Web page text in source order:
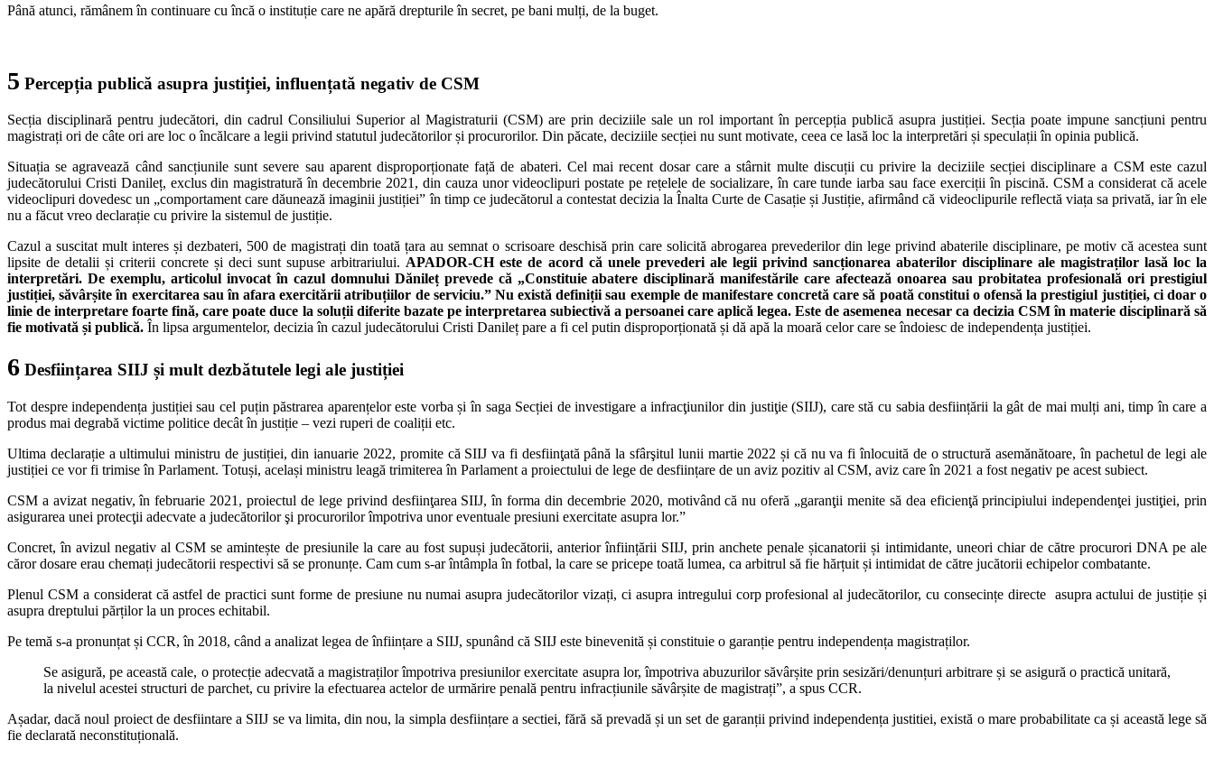
Până atunci, rămânem în continuare cu încă o instituție care ne apără drepturile în secret, pe bani mulți, de la buget.
5 Percepția publică asupra justiției, influențată negativ de CSM
Secția disciplinară pentru judecători, din cadrul Consiliului Superior al Magistraturii (CSM) are prin deciziile sale un rol important în percepția publică asupra justiției. Secția poate impune sancțiuni pentru
magistrați ori de câte ori are loc o încălcare a legii privind statutul judecătorilor și procurorilor. Din păcate, deciziile secției nu sunt motivate, ceea ce lasă loc la interpretări și speculații în opinia publică.
Situația se agravează când sancțiunile sunt severe sau aparent disproporționate față de abateri. Cel mai recent dosar care a stârnit multe discuții cu privire la deciziile secției disciplinare a CSM este cazul
judecătorului Cristi Danileț, exclus din magistratură în decembrie 2021, din cauza unor videoclipuri postate pe rețelele de socializare, în care tunde iarba sau face exerciții în piscină. CSM a considerat că acele
videoclipuri dovedesc un „comportament care dăunează imaginii justiției” în timp ce judecătorul a contestat decizia la Înalta Curte de Casație și Justiție, afirmând că videoclipurile reflectă viața sa privată, iar în ele
nu a făcut vreo declarație cu privire la sistemul de justiție.
Cazul a suscitat mult interes și dezbateri, 500 de magistrați din toată țara au semnat o scrisoare deschisă prin care solicită abrogarea prevederilor din lege privind abaterile disciplinare, pe motiv că acestea sunt
lipsite de detalii și criterii concrete și deci sunt supuse arbitrariului. APADOR-CH este de acord că unele prevederi ale legii privind sancționarea abaterilor disciplinare ale magistraților lasă loc la
interpretări. De exemplu, articolul invocat în cazul domnului Dănileț prevede că „Constituie abatere disciplinară manifestările care afectează onoarea sau probitatea profesională ori prestigiul
justiției, săvârșite în exercitarea sau în afara exercitării atribuțiilor de serviciu.” Nu există definiții sau exemple de manifestare concretă care să poată constitui o ofensă la prestigiul justiției, ci doar o
linie de interpretare foarte fină, care poate duce la soluții diferite bazate pe interpretarea subiectivă a persoanei care aplică legea. Este de asemenea necesar ca decizia CSM în materie disciplinară să
fie motivată și publică. În lipsa argumentelor, decizia în cazul judecătorului Cristi Danileț pare a fi cel putin disproporționată și dă apă la moară celor care se îndoiesc de independența justiției.
6 Desființarea SIIJ și mult dezbătutele legi ale justiției
Tot despre independența justiției sau cel puțin păstrarea aparențelor este vorba și în saga Secției de investigare a infracţiunilor din justiţie (SIIJ), care stă cu sabia desființării la gât de mai mulți ani, timp în care a
produs mai degrabă victime politice decât în justiție – vezi ruperi de coaliții etc.
Ultima declarație a ultimului ministru de justiției, din ianuarie 2022, promite că SIIJ va fi desfiinţată până la sfârşitul lunii martie 2022 și că nu va fi înlocuită de o structură asemănătoare, în pachetul de legi ale
justiției ce vor fi trimise în Parlament. Totuși, același ministru leagă trimiterea în Parlament a proiectului de lege de desființare de un aviz pozitiv al CSM, aviz care în 2021 a fost negativ pe acest subiect.
CSM a avizat negativ, în februarie 2021, proiectul de lege privind desfiinţarea SIIJ, în forma din decembrie 2020, motivând că nu oferă „garanţii menite să dea eficienţă principiului independenţei justiţiei, prin
asigurarea unei protecţii adecvate a judecătorilor şi procurorilor împotriva unor eventuale presiuni exercitate asupra lor.”
Concret, în avizul negativ al CSM se amintește de presiunile la care au fost supuși judecătorii, anterior înființării SIIJ, prin anchete penale șicanatorii și intimidante, uneori chiar de către procurori DNA pe ale
căror dosare erau chemați judecătorii respectivi să se pronunțe. Cam cum s-ar întâmpla în fotbal, la care se pricepe toată lumea, ca arbitrul să fie hărțuit și intimidat de către jucătorii echipelor combatante.
Plenul CSM a considerat că astfel de practici sunt forme de presiune nu numai asupra judecătorilor vizați, ci asupra intregului corp profesional al judecătorilor, cu consecințe directe asupra actului de justiție și
asupra dreptului părților la un proces echitabil.
Pe temă s-a pronunțat și CCR, în 2018, când a analizat legea de înființare a SIIJ, spunând că SIIJ este binevenită și constituie o garanție pentru independența magistraților.
Se asigură, pe această cale, o protecție adecvată a magistraților împotriva presiunilor exercitate asupra lor, împotriva abuzurilor săvârșite prin sesizări/denunțuri arbitrare și se asigură o practică unitară,
la nivelul acestei structuri de parchet, cu privire la efectuarea actelor de urmărire penală pentru infracțiunile săvârșite de magistrați”, a spus CCR.
Așadar, dacă noul proiect de desfiintare a SIIJ se va limita, din nou, la simpla desființare a sectiei, fără să prevadă și un set de garanții privind independența justitiei, există o mare probabilitate ca și această lege să
fie declarată neconstituțională.